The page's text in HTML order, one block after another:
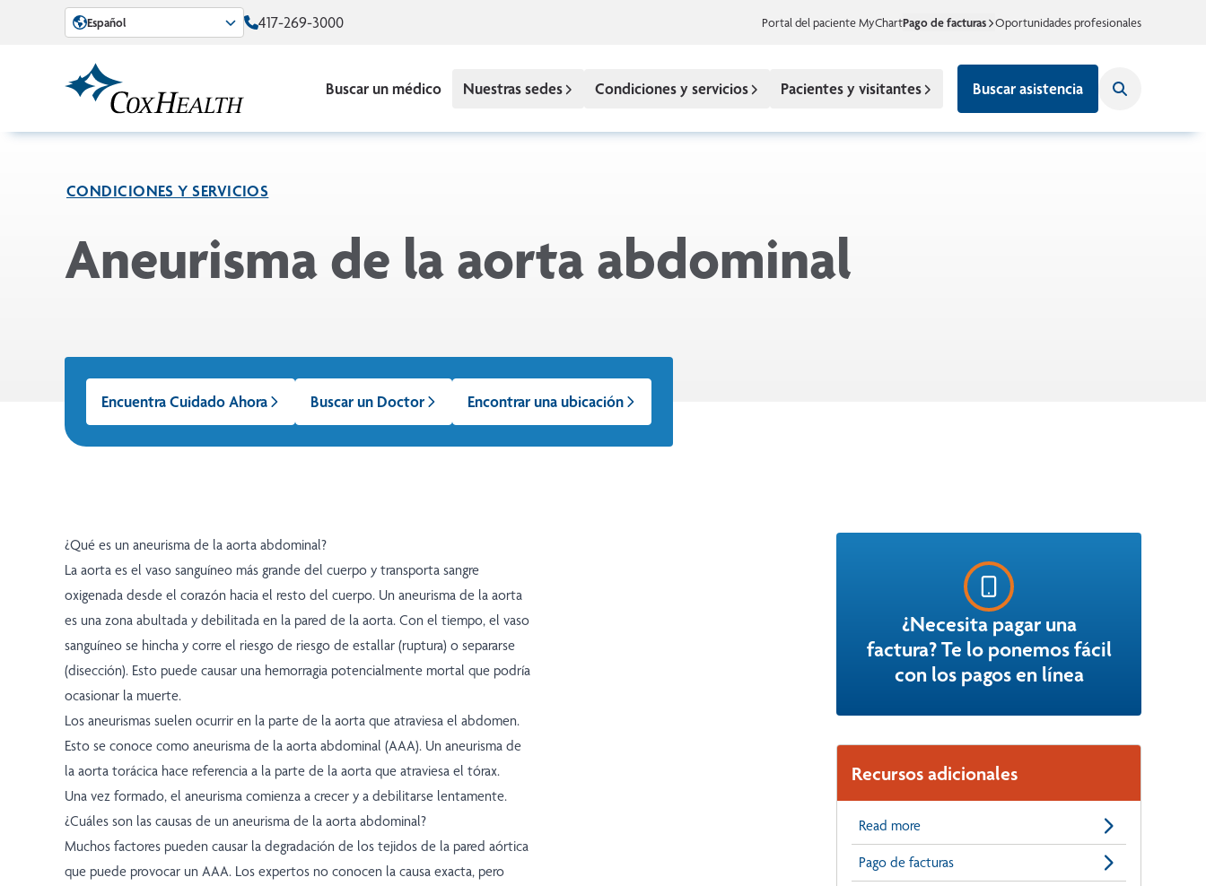
Skip to Main Content
Español 417-269-3000 Portal del paciente MyChartPago de facturas Oportunidades profesionales
Buscar un médico Nuestras sedes Condiciones y servicios Pacientes y visitantes Buscar asistencia
CONDICIONES Y SERVICIOS
Aneurisma de la aorta abdominal
Encuentra Cuidado Ahora Buscar un Doctor Encontrar una ubicación
¿Qué es un aneurisma de la aorta abdominal?
La aorta es el vaso sanguíneo más grande del cuerpo y transporta sangre
oxigenada desde el corazón hacia el resto del cuerpo. Un aneurisma de la aorta
es una zona abultada y debilitada en la pared de la aorta. Con el tiempo, el vaso
sanguíneo se hincha y corre el riesgo de riesgo de estallar (ruptura) o separarse
(disección). Esto puede causar una hemorragia potencialmente mortal que podría
ocasionar la muerte.
Los aneurismas suelen ocurrir en la parte de la aorta que atraviesa el abdomen.
Esto se conoce como aneurisma de la aorta abdominal (AAA). Un aneurisma de
la aorta torácica hace referencia a la parte de la aorta que atraviesa el tórax.
Una vez formado, el aneurisma comienza a crecer y a debilitarse lentamente.
¿Cuáles son las causas de un aneurisma de la aorta abdominal?
Muchos factores pueden causar la degradación de los tejidos de la pared aórtica
que puede provocar un AAA. Los expertos no conocen la causa exacta, pero
¿Necesita pagar una
factura? Te lo ponemos fácil
con los pagos en línea
Recursos adicionales
Read more
Pago de facturas